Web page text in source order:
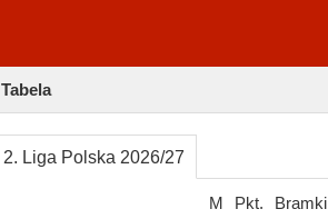
Tabela
2. Liga Polska 2026/27
M Pkt. Bramki